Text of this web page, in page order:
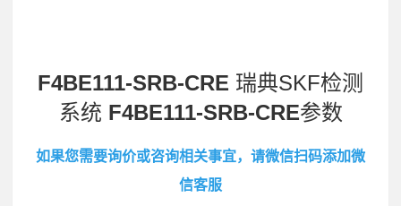
F4BE111-SRB-CRE 瑞典SKF检测
系统 F4BE111-SRB-CRE参数
如果您需要询价或咨询相关事宜，请微信扫码添加微
信客服